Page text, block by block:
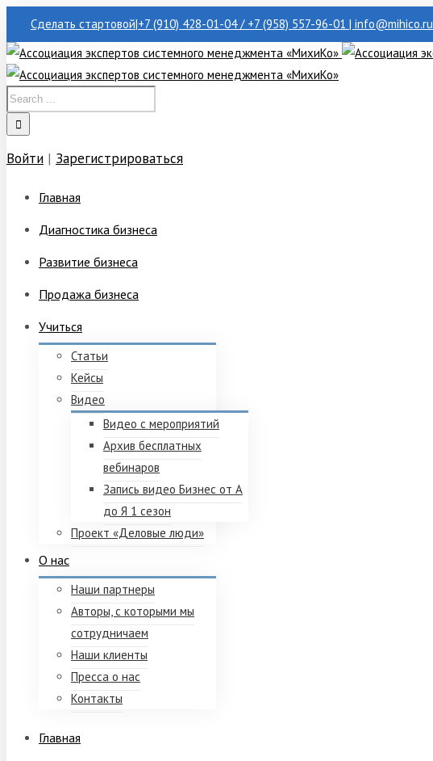
Сделать стартовой|+7 (910) 428-01-04 / +7 (958) 557-96-01 | info@mihico.ru
Войти | Зарегистрироваться
Главная
Диагностика бизнеса
Развитие бизнеса
Продажа бизнеса
Учиться
Статьи
Кейсы
Видео
Видео с мероприятий
Архив бесплатных
вебинаров
Запись видео Бизнес от А
до Я 1 сезон
Проект «Деловые люди»
О нас
Наши партнеры
Авторы, с которыми мы
сотрудничаем
Наши клиенты
Пресса о нас
Контакты
Главная